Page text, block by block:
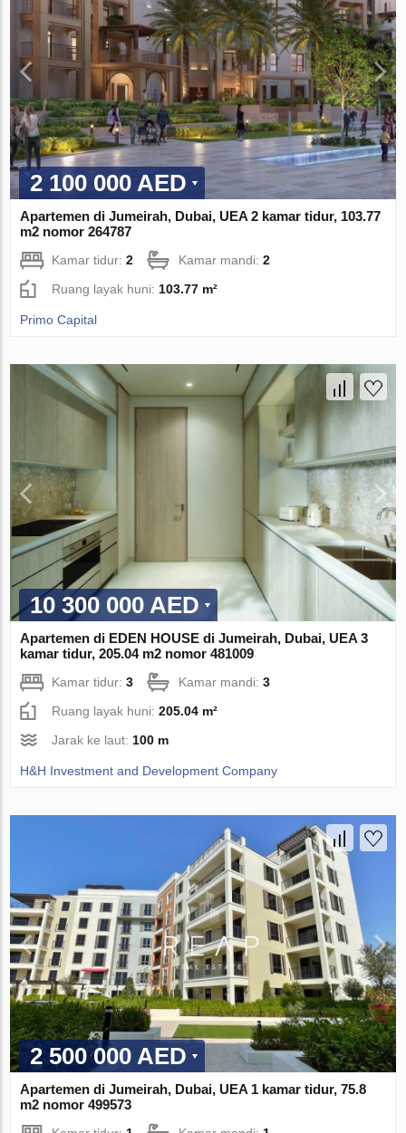
2 100 000 AED
Apartemen di Jumeirah, Dubai, UEA 2 kamar tidur, 103.77
m2 nomor 264787
Kamar tidur:2 Kamar mandi:2
Ruang layak huni:103.77 m²
Primo Capital
10 300 000 AED
Apartemen di EDEN HOUSE di Jumeirah, Dubai, UEA 3
kamar tidur, 205.04 m2 nomor 481009
Kamar tidur:3 Kamar mandi:3
Ruang layak huni:205.04 m²
Jarak ke laut: 100 m
H&H Investment and Development Company
2 500 000 AED
Apartemen di Jumeirah, Dubai, UEA 1 kamar tidur, 75.8
m2 nomor 499573